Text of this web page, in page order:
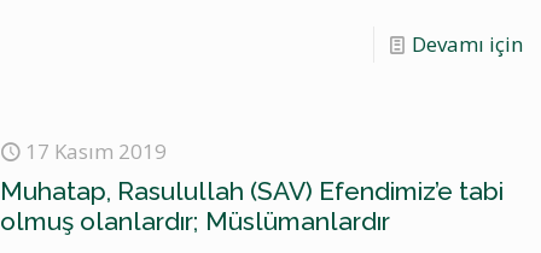
Devamı için
17 Kasım 2019
Muhatap, Rasulullah (SAV) Efendimiz’e tabi
olmuş olanlardır; Müslümanlardır